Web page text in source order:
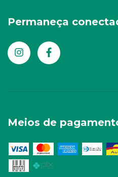
Permaneça
Meios de